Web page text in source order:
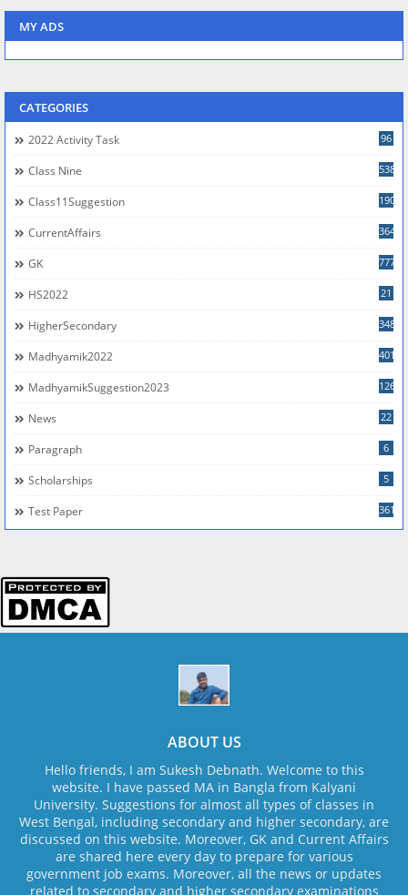
MY ADS
CATEGORIES
2022 Activity Task 96
Class Nine 538
Class11Suggestion 190
CurrentAffairs 364
GK 777
HS2022 21
HigherSecondary 348
Madhyamik2022 401
MadhyamikSuggestion2023 126
News 22
Paragraph 6
Scholarships 5
Test Paper 361
ABOUT US
Hello friends, I am Sukesh Debnath. Welcome to this
website. I have passed MA in Bangla from Kalyani
University. Suggestions for almost all types of classes in
West Bengal, including secondary and higher secondary, are
discussed on this website. Moreover, GK and Current Affairs
are shared here every day to prepare for various
government job exams. Moreover, all the news or updates
related to secondary and higher secondary examinations